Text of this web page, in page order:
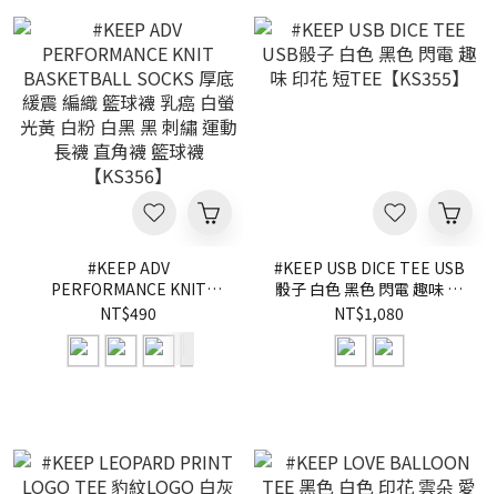
#KEEP ADV
PERFORMANCE KNIT
BASKETBALL SOCKS 厚底
緩震 編織 籃球襪 乳癌 白螢
光黃 白粉 白黑 黑 刺繡 運動
長襪 直角襪 籃球襪
NT$490
#KEEP USB DICE TEE USB
骰子 白色 黑色 閃電 趣味 印
花 短TEE【KS355】
NT$1,080